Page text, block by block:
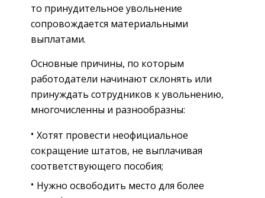
то принудительное увольнение
сопровождается материальными
выплатами.
Основные причины, по которым
работодатели начинают склонять или
принуждать сотрудников к увольнению,
многочисленны и разнообразны:
Хотят провести неофициальное
сокращение штатов, не выплачивая
соответствующего пособия;
Нужно освободить место для более